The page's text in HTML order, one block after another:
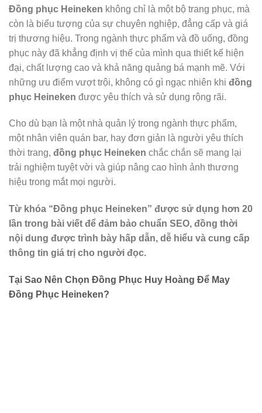
Đồng phục Heineken không chỉ là một bộ trang phục, mà
còn là biểu tượng của sự chuyên nghiệp, đẳng cấp và giá
trị thương hiệu. Trong ngành thực phẩm và đồ uống, đồng
phục này đã khẳng định vị thế của mình qua thiết kế hiện
đại, chất lượng cao và khả năng quảng bá mạnh mẽ. Với
những ưu điểm vượt trội, không có gì ngạc nhiên khi đồng
phục Heineken được yêu thích và sử dụng rộng rãi.
Cho dù bạn là một nhà quản lý trong ngành thực phẩm,
một nhân viên quán bar, hay đơn giản là người yêu thích
thời trang, đồng phục Heineken chắc chắn sẽ mang lại
trải nghiệm tuyệt vời và giúp nâng cao hình ảnh thương
hiệu trong mắt mọi người.
Từ khóa “Đồng phục Heineken” được sử dụng hơn 20
lần trong bài viết để đảm bảo chuẩn SEO, đồng thời
nội dung được trình bày hấp dẫn, dễ hiểu và cung cấp
thông tin giá trị cho người đọc.
Tại Sao Nên Chọn Đồng Phục Huy Hoàng Để May
Đồng Phục Heineken?